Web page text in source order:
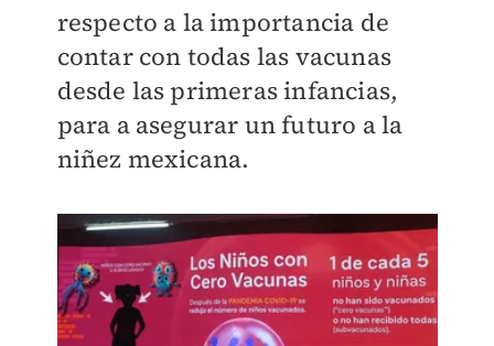
respecto a la importancia de
contar con todas las vacunas
desde las primeras infancias,
para a asegurar un futuro a la
niñez mexicana.